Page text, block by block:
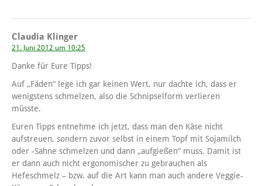
Claudia Klinger
21. Juni 2012 um 10:25
Danke für Eure Tipps!
Auf „Fäden“ lege ich gar keinen Wert, nur dachte ich, dass er
wenigstens schmelzen, also die Schnipselform verlieren
müsste.
Euren Tipps entnehme ich jetzt, dass man den Käse nicht
aufstreuen, sondern zuvor selbst in einem Topf mit Sojamilch
oder -Sahne schmelzen und dann „aufgießen“ muss. Damit ist
er dann auch nicht ergonomischer zu gebrauchen als
Hefeschmelz – bzw. auf die Art kann man auch andere Veggie-